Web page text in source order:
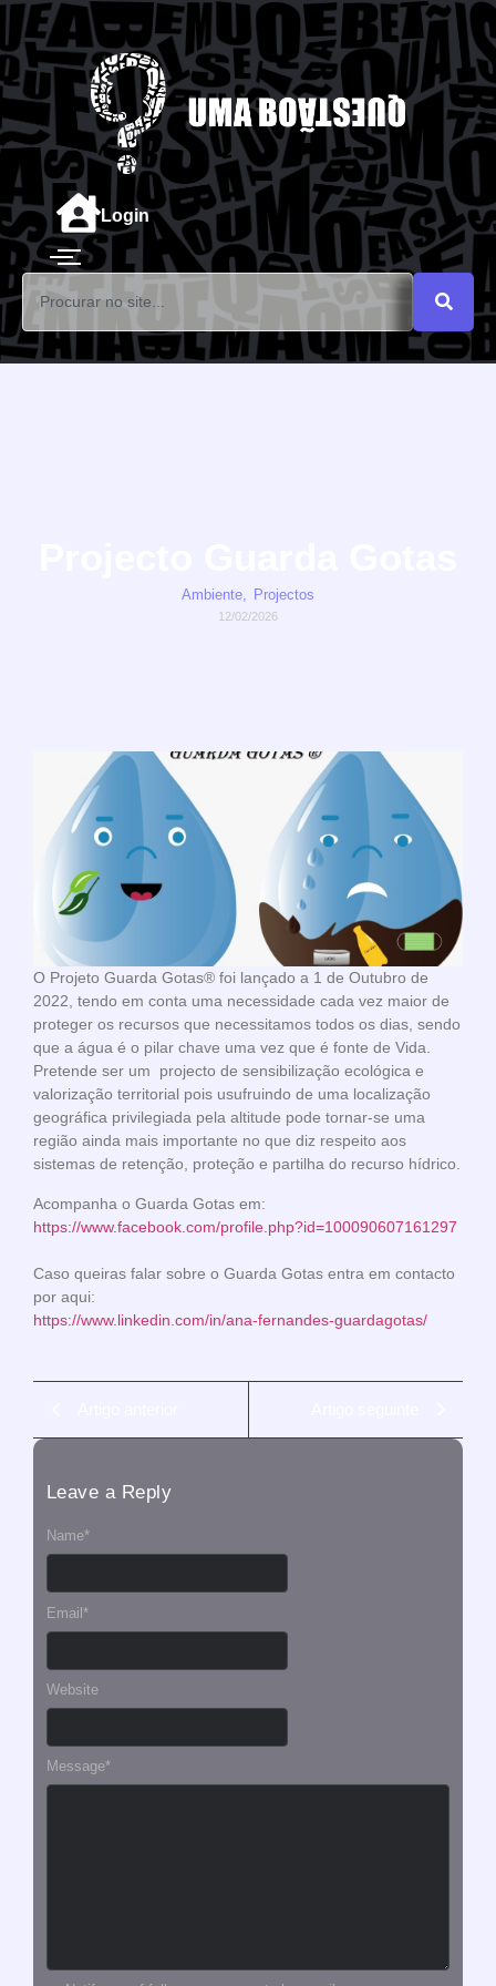
Login
Ambiente, Projectos
12/02/2026
O Projeto Guarda Gotas® foi lançado a 1 de Outubro de
2022, tendo em conta uma necessidade cada vez maior de
proteger os recursos que necessitamos todos os dias, sendo
que a água é o pilar chave uma vez que é fonte de Vida.
Pretende ser um projecto de sensibilização ecológica e
valorização territorial pois usufruindo de uma localização
geográfica privilegiada pela altitude pode tornar-se uma
região ainda mais importante no que diz respeito aos
sistemas de retenção, proteção e partilha do recurso hídrico.
Acompanha o Guarda Gotas em:
https://www.facebook.com/profile.php?id=100090607161297
Caso queiras falar sobre o Guarda Gotas entra em contacto
por aqui:
https://www.linkedin.com/in/ana-fernandes-guardagotas/
Leave a Reply
Message*
Name*
Email*
Website